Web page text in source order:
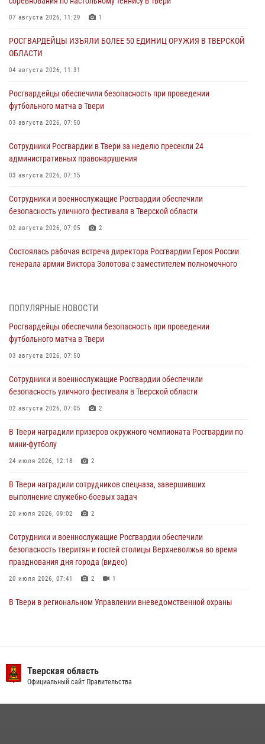
07 августа 2026, 11:29 1
РОСГВАРДЕЙЦЫ ИЗЪЯЛИ БОЛЕЕ 50 ЕДИНИЦ ОРУЖИЯ В ТВЕРСКОЙ
ОБЛАСТИ
04 августа 2026, 11:31
Росгвардейцы обеспечили безопасность при проведении
футбольного матча в Твери
03 августа 2026, 07:50
Сотрудники Росгвардии в Твери за неделю пресекли 24
административных правонарушения
03 августа 2026, 07:15
Сотрудники и военнослужащие Росгвардии обеспечили
безопасность уличного фестиваля в Тверской области
02 августа 2026, 07:05 2
Состоялась рабочая встреча директора Росгвардии Героя России
генерала армии Виктора Золотова с заместителем полномочного
31 июля 2026, 05:42 4
Росгвардейцы в Твери приняли участие в молебне, посвященном
Дню Крещения Руси
28 июля 2026, 11:30
Сотрудники вневедомственной охраны совершили 250 выездов и
пресекли 20 правонарушений за неделю в Тверской области
27 июля 2026, 08:29
В Твери наградили призеров окружного чемпионата Росгвардии по
мини-футболу
24 июля 2026, 12:18 2
Росгвардейцы оказали помощь водителю на дороге в городе Кашин
22 июля 2026, 08:35
ПОПУЛЯРНЫЕ НОВОСТИ
Росгвардейцы обеспечили безопасность при проведении
футбольного матча в Твери
03 августа 2026, 07:50
Сотрудники и военнослужащие Росгвардии обеспечили
безопасность уличного фестиваля в Тверской области
02 августа 2026, 07:05 2
В Твери наградили призеров окружного чемпионата Росгвардии по
мини-футболу
24 июля 2026, 12:18 2
В Твери наградили сотрудников спецназа, завершивших
выполнение служебно-боевых задач
20 июля 2026, 09:02 2
Сотрудники и военнослужащие Росгвардии обеспечили
безопасность тверитян и гостей столицы Верхневолжья во время
празднования дня города (видео)
20 июля 2026, 07:41 2 1
В Твери в региональном Управлении вневедомственной охраны
10 июля 2026, 08:44 1
Тверская область
Официальный сайт Правительства